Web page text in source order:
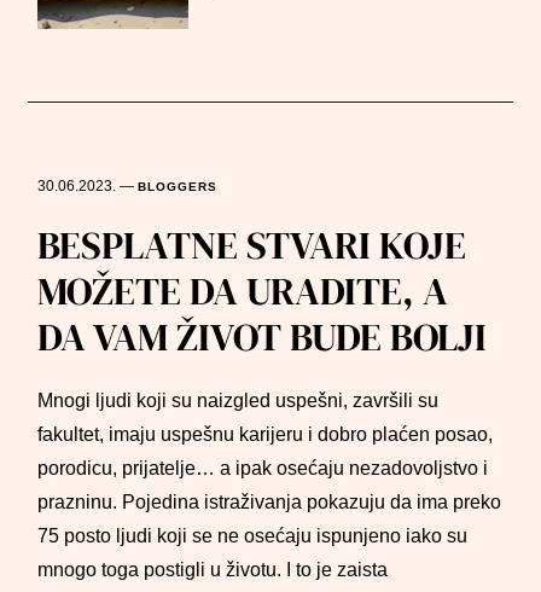
30.06.2023.—BLOGGERS
BESPLATNE STVARI KOJE
MOŽETE DA URADITE, A
DA VAM ŽIVOT BUDE BOLJI
Mnogi ljudi koji su naizgled uspešni, završili su
fakultet, imaju uspešnu karijeru i dobro plaćen posao,
porodicu, prijatelje… a ipak osećaju nezadovoljstvo i
prazninu. Pojedina istraživanja pokazuju da ima preko
75 posto ljudi koji se ne osećaju ispunjeno iako su
mnogo toga postigli u životu. I to je zaista